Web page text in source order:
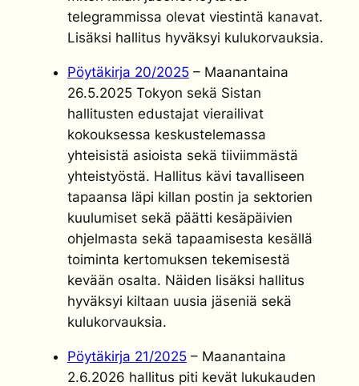
telegrammissa olevat viestintä kanavat.
Lisäksi hallitus hyväksyi kulukorvauksia.
Pöytäkirja 20/2025– Maanantaina
26.5.2025 Tokyon sekä Sistan
hallitusten edustajat vierailivat
kokouksessa keskustelemassa
yhteisistä asioista sekä tiiviimmästä
yhteistyöstä. Hallitus kävi tavalliseen
tapaansa läpi killan postin ja sektorien
kuulumiset sekä päätti kesäpäivien
ohjelmasta sekä tapaamisesta kesällä
toiminta kertomuksen tekemisestä
kevään osalta. Näiden lisäksi hallitus
hyväksyi kiltaan uusia jäseniä sekä
kulukorvauksia.
Pöytäkirja 21/2025– Maanantaina
2.6.2026 hallitus piti kevät lukukauden